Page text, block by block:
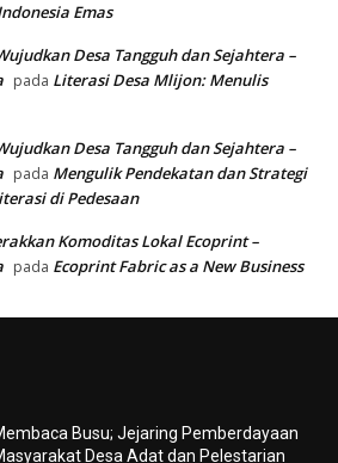
Emas
Desa Tangguh dan Sejahtera –
pada Literasi Desa Mlijon: Menulis
Desa Tangguh dan Sejahtera –
pada Mengulik Pendekatan dan Strategi
di Pedesaan
Komoditas Lokal Ecoprint –
pada Ecoprint Fabric as a New Business
Busu; Jejaring Pemberdayaan
Desa Adat dan Pelestarian